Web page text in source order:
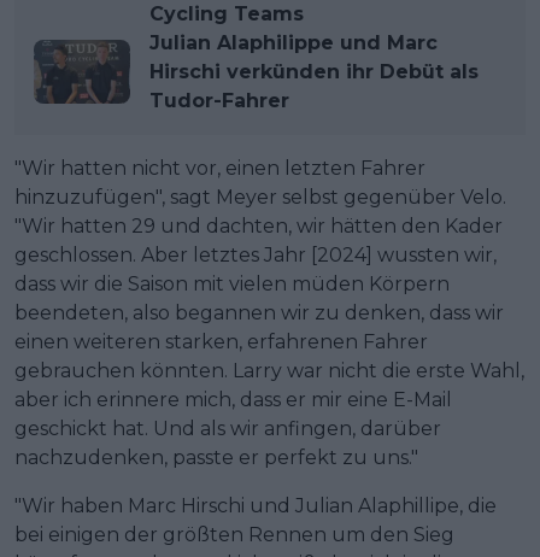
Cycling Teams
Julian Alaphilippe und Marc
Hirschi verkünden ihr Debüt als
Tudor-Fahrer
"Wir hatten nicht vor, einen letzten Fahrer
hinzuzufügen", sagt Meyer selbst gegenüber Velo.
"Wir hatten 29 und dachten, wir hätten den Kader
geschlossen. Aber letztes Jahr [2024] wussten wir,
dass wir die Saison mit vielen müden Körpern
beendeten, also begannen wir zu denken, dass wir
einen weiteren starken, erfahrenen Fahrer
gebrauchen könnten. Larry war nicht die erste Wahl,
aber ich erinnere mich, dass er mir eine E-Mail
geschickt hat. Und als wir anfingen, darüber
nachzudenken, passte er perfekt zu uns."
"Wir haben Marc Hirschi und Julian Alaphillipe, die
bei einigen der größten Rennen um den Sieg